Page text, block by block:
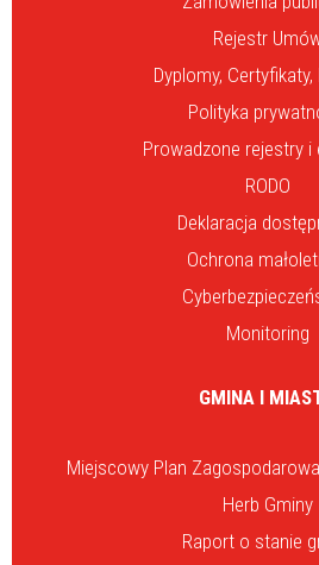
Rejestr
Dyplomy,
Polityka
Prowadzone rejestry i
RODO
Deklaracja
Ochrona
Monitoring
GMINA I
Miejscowy Plan
Herb Gminy
Raport o stanie